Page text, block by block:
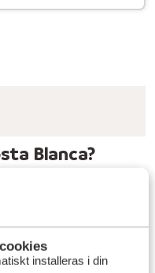
installeras i din
Blanca?
runt 15-18 grader.
resmål om du vill
på Costa Blanca
medelhavsklimat.